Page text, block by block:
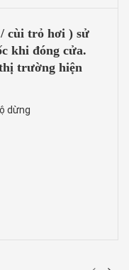
cùi trỏ hơi ) sử
khi đóng cửa.
trường hiện
dừng